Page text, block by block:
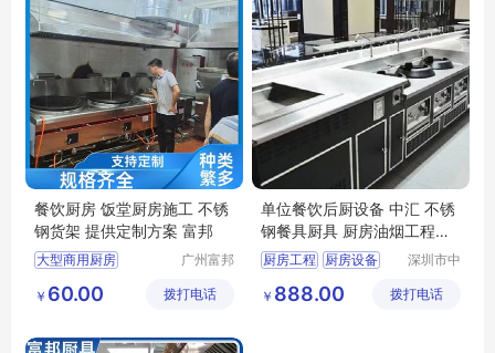
餐饮厨房 饭堂厨房施工 不锈
钢货架 提供定制方案 富邦
大型商用厨房
厨房炊事设备
千人饭堂厨房
广州富邦
工程有限
￥ 60.00 拨打电话
单位餐饮后厨设备 中汇 不锈
钢餐具厨具 厨房油烟工程设
计安装
厨房工程
厨房设备
酒店厨房工程
深圳市中
备有限公
￥ 888.00 拨打电话